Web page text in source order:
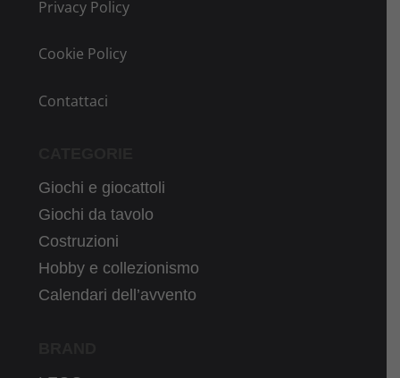
Privacy Policy
Cookie Policy
Contattaci
Giochi e giocattoli
Giochi da tavolo
Costruzioni
Hobby e collezionismo
Calendari dell’avvento